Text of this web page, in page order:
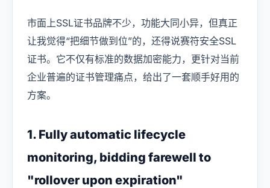
市面上SSL证书品牌不少，功能大同小异，但真正
让我觉得“把细节做到位”的，还得说赛符安全SSL
证书。它不仅有标准的数据加密能力，更针对当前
企业普遍的证书管理痛点，给出了一套顺手好用的
方案。
1. Fully automatic lifecycle
monitoring, bidding farewell to
"rollover upon expiration"